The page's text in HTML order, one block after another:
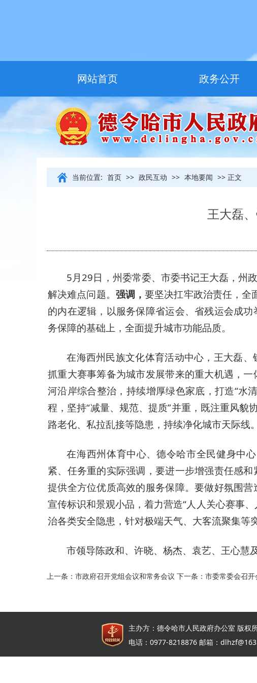
网站首页 政务公开
友情链接
当前位置: 首页 >> 政民互动 >> 本地要闻 >> 正文
王大磊
5月29日，州委常委、市委书记王大磊，州
解决难点问题。 强调，要坚决扛牢政治责任，全
的内在逻辑，以服务保障省运会、省残运会成
务保障的基础上，全面提升城市功能品质。
在海西州民族文化体育活动中心，王大磊
抓重大赛事筹备为城市发展带来的重大机遇，
河沿岸综合整治，持续增厚绿色家底，打造“水
程，坚持“减量、规范、提质”并重，既注重风
路老化、私拉乱接等隐患，持续净化城市天际线。
在海西州体育中心、德令哈市全民健身中
紧、任务重的实际强调，要进一步增强责任感
提供全方位优质高效的服务保障。要做好氛围
宣传标识和景观小品，着力营造“人人关心赛事
治各类安全隐患，针对极端天气、大客流聚集等
市领导陈政和、许晓、杨杰、袁艺、王心慧
上一条： 市政府召开党组会议和常务会议 下一条： 市委常委会召开
主办方：德令哈市人民政府办公室 版
电话：0977-8218876 邮箱：